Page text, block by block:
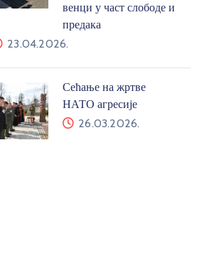
венци у част слободе и
предака
23.04.2026.
Сећање на жртве
НАТО агресије
26.03.2026.